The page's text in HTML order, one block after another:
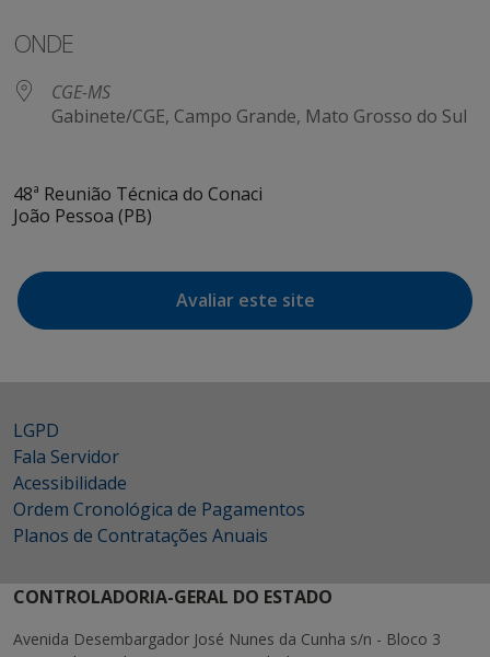
ONDE
CGE-MS
Gabinete/CGE, Campo Grande, Mato Grosso do Sul
48ª Reunião Técnica do Conaci
João Pessoa (PB)
Avaliar este site
LGPD
Fala Servidor
Acessibilidade
Ordem Cronológica de Pagamentos
Planos de Contratações Anuais
CONTROLADORIA-GERAL DO ESTADO
Avenida Desembargador José Nunes da Cunha s/n - Bloco 3